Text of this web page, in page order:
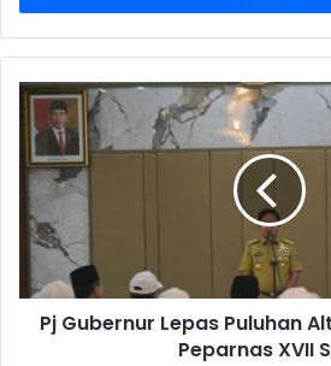
Pj Gubernur Lepas Puluhan
Peparnas XVII